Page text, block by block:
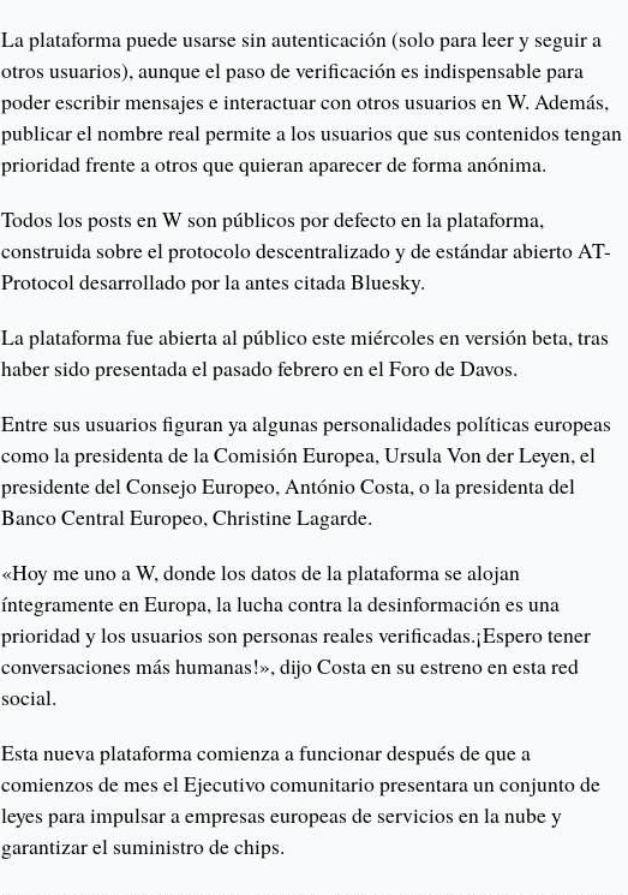
La plataforma puede usarse sin autenticación (solo para leer y seguir a
otros usuarios), aunque el paso de verificación es indispensable para
poder escribir mensajes e interactuar con otros usuarios en W. Además,
publicar el nombre real permite a los usuarios que sus contenidos tengan
prioridad frente a otros que quieran aparecer de forma anónima.
Todos los posts en W son públicos por defecto en la plataforma,
construida sobre el protocolo descentralizado y de estándar abierto AT-
Protocol desarrollado por la antes citada Bluesky.
La plataforma fue abierta al público este miércoles en versión beta, tras
haber sido presentada el pasado febrero en el Foro de Davos.
Entre sus usuarios figuran ya algunas personalidades políticas europeas
como la presidenta de la Comisión Europea, Ursula Von der Leyen, el
presidente del Consejo Europeo, António Costa, o la presidenta del
Banco Central Europeo, Christine Lagarde.
«Hoy me uno a W, donde los datos de la plataforma se alojan
íntegramente en Europa, la lucha contra la desinformación es una
prioridad y los usuarios son personas reales verificadas.¡Espero tener
conversaciones más humanas!», dijo Costa en su estreno en esta red
social.
Esta nueva plataforma comienza a funcionar después de que a
comienzos de mes el Ejecutivo comunitario presentara un conjunto de
leyes para impulsar a empresas europeas de servicios en la nube y
garantizar el suministro de chips.